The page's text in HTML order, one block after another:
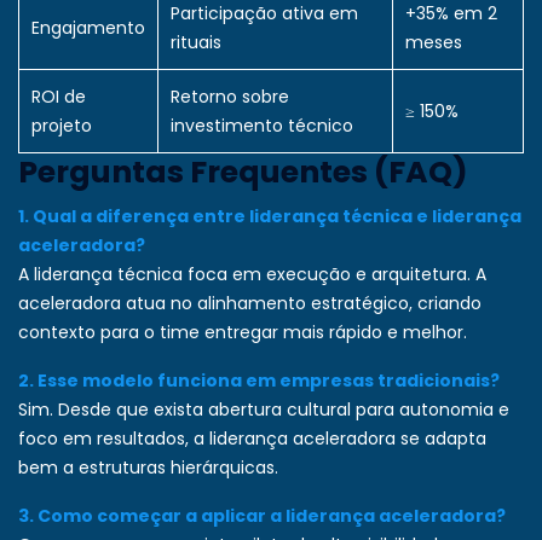
Engajamento
Participação ativa em
rituais
+35% em 2
meses
ROI de
projeto
Retorno sobre
investimento técnico
≥ 150%
Perguntas Frequentes (FAQ)
1. Qual a diferença entre liderança técnica e liderança
aceleradora?
A liderança técnica foca em execução e arquitetura. A
aceleradora atua no alinhamento estratégico, criando
contexto para o time entregar mais rápido e melhor.
2. Esse modelo funciona em empresas tradicionais?
Sim. Desde que exista abertura cultural para autonomia e
foco em resultados, a liderança aceleradora se adapta
bem a estruturas hierárquicas.
3. Como começar a aplicar a liderança aceleradora?